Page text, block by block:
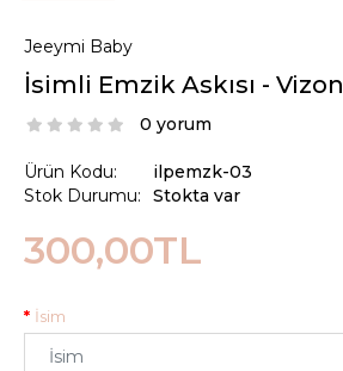
Jeeymi Baby
İsimli Emzik Askısı - Vizon
0 yorum
Ürün Kodu:
Stok Durumu:
ilpemzk-03
Stokta var
300,00TL
İsim